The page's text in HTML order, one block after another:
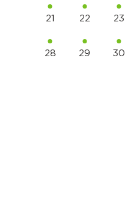
21 22 23
28 29 30